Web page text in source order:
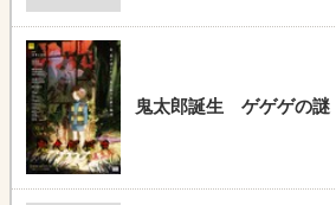
鬼太郎誕生 ゲゲゲの